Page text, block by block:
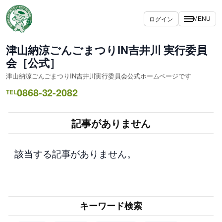
容
を
ス
キ
ッ
プ
ログイン MENU
津山納涼ごんごまつりIN吉井川 実行委員
会［公式］
津山納涼ごんごまつりIN吉井川実行委員会公式ホームページです
TEL0868-32-2082
記事がありません
該当する記事がありません。
キーワード検索